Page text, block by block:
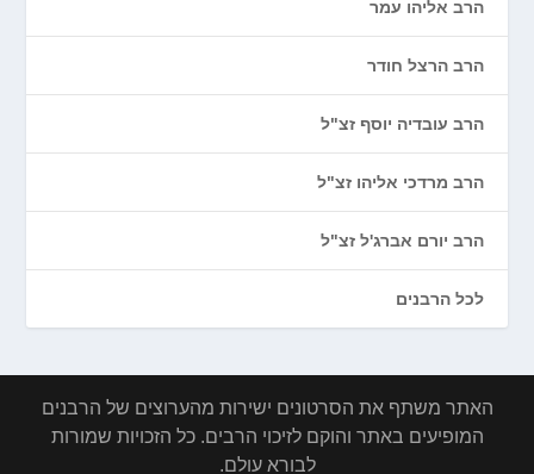
הרב אליהו עמר
הרב הרצל חודר
הרב עובדיה יוסף זצ"ל
הרב מרדכי אליהו זצ"ל
הרב יורם אברג'ל זצ"ל
לכל הרבנים
האתר משתף את הסרטונים ישירות מהערוצים של הרבנים
המופיעים באתר והוקם לזיכוי הרבים. כל הזכויות שמורות
לבורא עולם.